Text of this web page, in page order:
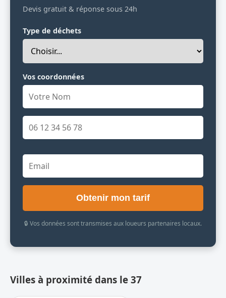
Devis gratuit & réponse sous 24h
Type de déchets
Vos coordonnées
Obtenir mon tarif
🔒 Vos données sont transmises aux loueurs partenaires locaux.
Villes à proximité dans le 37